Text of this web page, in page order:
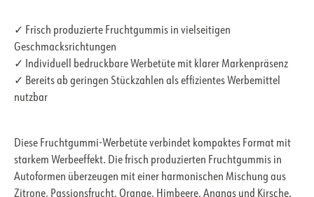
✓ Frisch produzierte Fruchtgummis in vielseitigen
Geschmacksrichtungen
✓ Individuell bedruckbare Werbetüte mit klarer Markenpräsenz
✓ Bereits ab geringen Stückzahlen als effizientes Werbemittel
nutzbar
Diese Fruchtgummi-Werbetüte verbindet kompaktes Format mit
starkem Werbeeffekt. Die frisch produzierten Fruchtgummis in
Autoformen überzeugen mit einer harmonischen Mischung aus
Zitrone, Passionsfrucht, Orange, Himbeere, Ananas und Kirsche.